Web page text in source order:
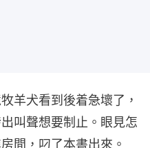
羊犬看到後着急壞了，
叫聲想要制止。眼見怎
間，叼了本書出來。